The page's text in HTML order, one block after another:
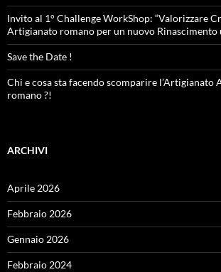
Invito al 1° Challenge WorkShop: “Valorizzare
Artigianato romano per un nuovo Rinascimento
Save the Date !
Chi e cosa sta facendo scomparire
romano ?!
ARCHIVI
Aprile 2026
Febbraio 2026
Gennaio 2026
Febbraio 2024